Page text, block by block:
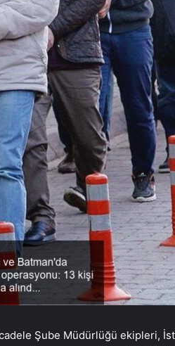
Şube Müdürlüğü ekipleri,